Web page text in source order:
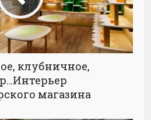
клубничное,
магазина